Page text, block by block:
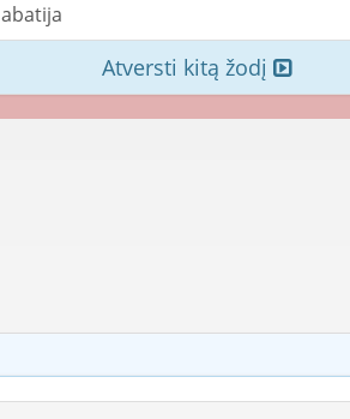
abatija
Atversti kitą žodį